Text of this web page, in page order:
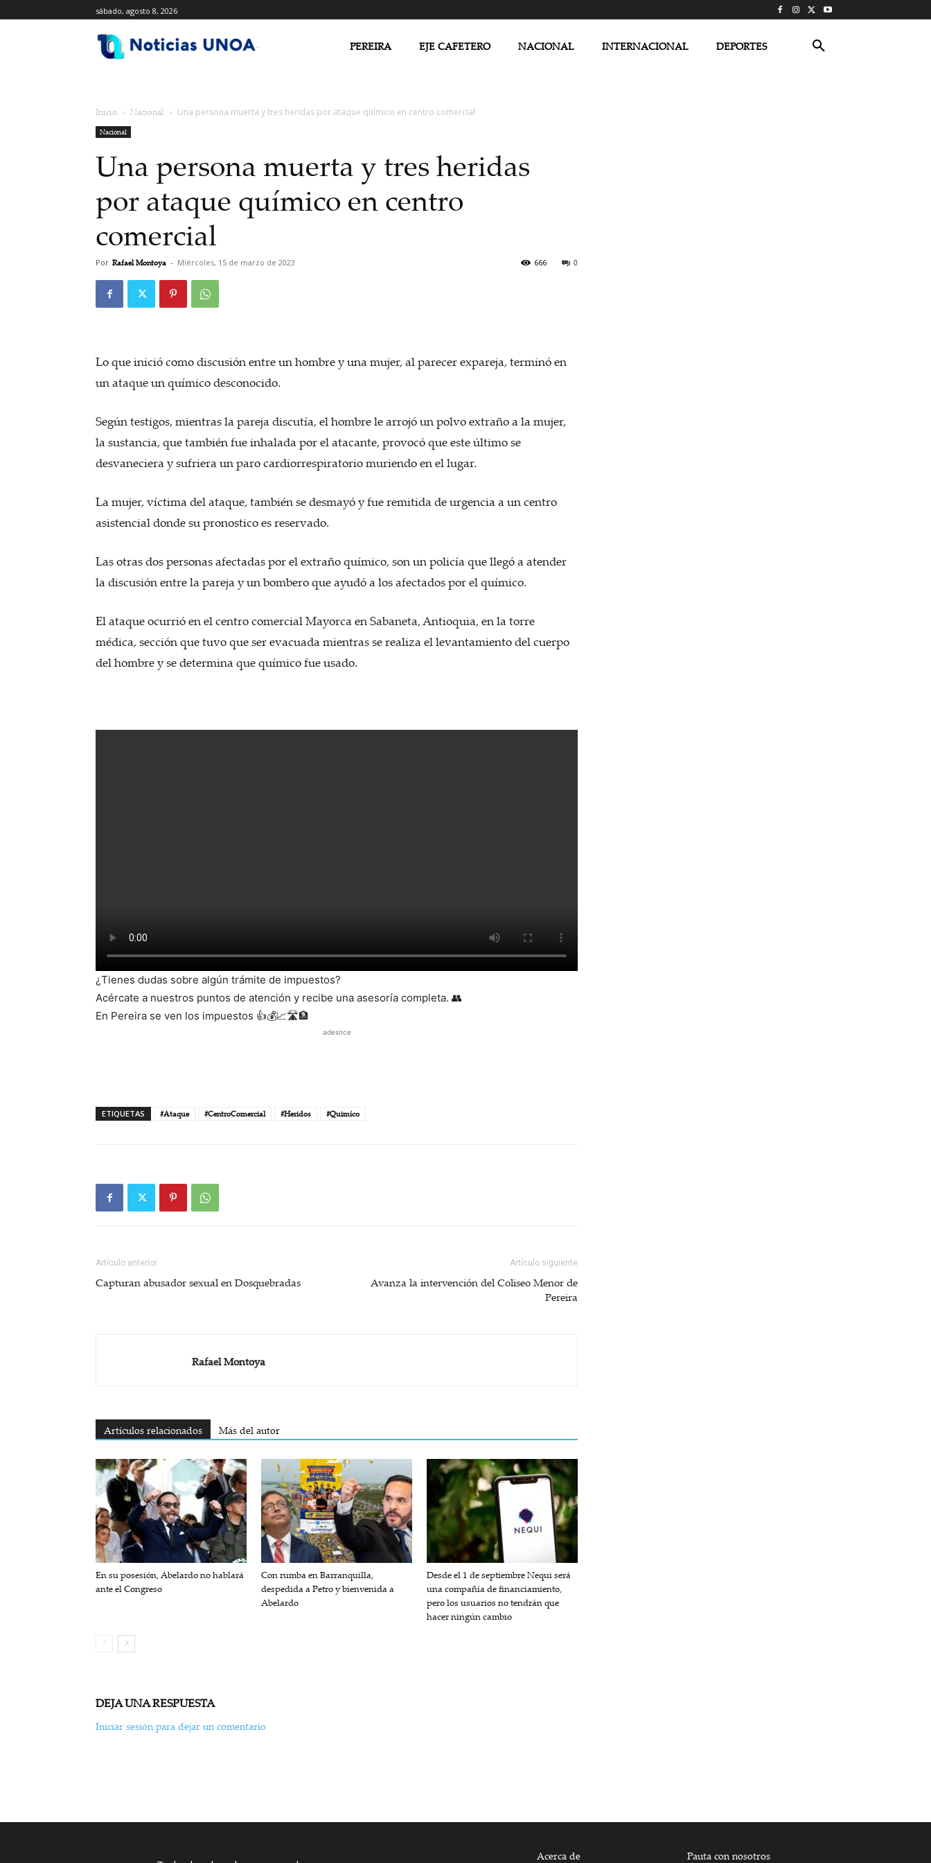
sábado, agosto 8, 2026
PEREIRA EJE CAFETERO NACIONAL INTERNACIONAL DEPORTES
Inicio Nacional Una persona muerta y tres heridas por ataque químico en centro comercial
Nacional
Una persona muerta y tres heridas
por ataque químico en centro
comercial
Por Rafael Montoya - Miércoles, 15 de marzo de 2023 0
666
Lo que inició como discusión entre un hombre y una mujer, al parecer expareja, terminó en
un ataque un químico desconocido.
Según testigos, mientras la pareja discutía, el hombre le arrojó un polvo extraño a la mujer,
la sustancia, que también fue inhalada por el atacante, provocó que este último se
desvaneciera y sufriera un paro cardiorrespiratorio muriendo en el lugar.
La mujer, víctima del ataque, también se desmayó y fue remitida de urgencia a un centro
asistencial donde su pronostico es reservado.
Las otras dos personas afectadas por el extraño químico, son un policía que llegó a atender
la discusión entre la pareja y un bombero que ayudó a los afectados por el químico.
El ataque ocurrió en el centro comercial Mayorca en Sabaneta, Antioquia, en la torre
médica, sección que tuvo que ser evacuada mientras se realiza el levantamiento del cuerpo
del hombre y se determina que químico fue usado.
¿Tienes dudas sobre algún trámite de impuestos?
Acércate a nuestros puntos de atención y recibe una asesoría completa. 👥
En Pereira se ven los impuestos 👍💰📈🛣️🏦
adesnce
ETIQUETAS #Ataque #CentroComercial #Heridos #Quimíco
Artículo anterior
Capturan abusador sexual en Dosquebradas
Artículo siguiente
Avanza la intervención del Coliseo Menor de
Pereira
Rafael Montoya
Artículos relacionados Más del autor
En su posesión, Abelardo no hablará
ante el Congreso
Con rumba en Barranquilla,
despedida a Petro y bienvenida a
Abelardo
Desde el 1 de septiembre Nequi será
una compañía de financiamiento,
pero los usuarios no tendrán que
hacer ningún cambio
DEJA UNA RESPUESTA
Iniciar sesión para dejar un comentario
Acerca de Pauta con nosotros